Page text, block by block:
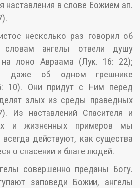
наставления в слове Божием ап.
несколько раз говорил об
ангелы отвели душу
лоно Авраама (Лук. 16: 22);
даже об одном грешнике
10). Они придут с Ним перед
злых из среды праведных
Из наставлений Спасителя и
и жизненных примеров мы
действуют, как существа
о спасении и благе людей.
совершенно преданы Богу.
заповеди Божии, ангелы